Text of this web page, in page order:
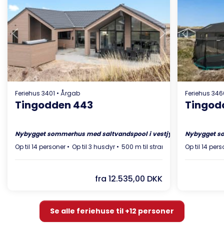
Indlæser...
Feriehus 3401 • Årgab
Tingodden 443
Nybygget sommerhus med saltvandspool i vestjysk ferieidyl
Op til 14 personer
Op til 3 husdyr 500 m til strand Pool
fra 12.535,00 DKK
Feriehus
Nybygget
Op til 14
Se alle feriehuse til +12 personer